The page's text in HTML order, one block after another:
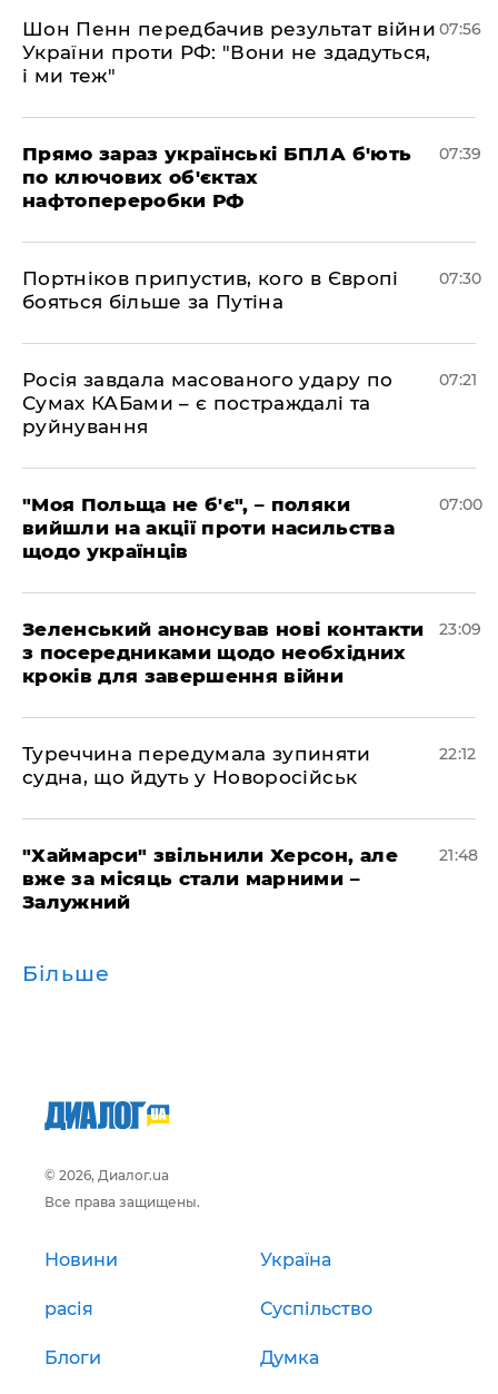
Шон Пенн передбачив результат війни
України проти РФ: "Вони не здадуться,
і ми теж"
07:56
Прямо зараз українські БПЛА б'ють
по ключових об'єктах
нафтопереробки РФ
07:39
Портніков припустив, кого в Європі
бояться більше за Путіна
07:30
Росія завдала масованого удару по
Сумах КАБами – є постраждалі та
руйнування
07:21
"Моя Польща не б'є", – поляки
вийшли на акції проти насильства
щодо українців
07:00
Зеленський анонсував нові контакти
з посередниками щодо необхідних
кроків для завершення війни
23:09
Туреччина передумала зупиняти
судна, що йдуть у Новоросійськ
22:12
"Хаймарси" звільнили Херсон, але
вже за місяць стали марними –
Залужний
21:48
Більше
© 2026, Диалог.ua
Все права защищены.
Новини Україна
расія Суспільство
Блоги Думка